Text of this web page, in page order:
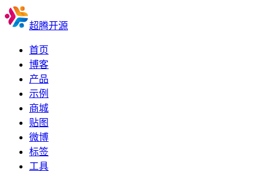
超腾开源
首页
博客
产品
示例
商城
贴图
微博
标签
工具